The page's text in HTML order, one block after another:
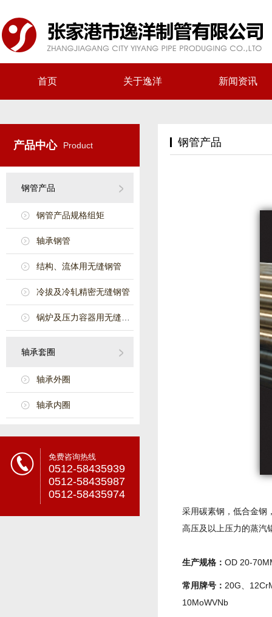
首页 关于逸洋 新闻资讯
产品中心 Product
钢管产品
钢管产品规格组矩
轴承钢管
结构、流体用无缝钢管
冷拔及冷轧精密无缝钢管
轴承套圈
轴承外圈
轴承内圈
免费咨询热线
0512-58435939
0512-58435987
0512-58435974
钢管产品
采用碳素钢，低合金钢
高压及以上压力的蒸汽
生产规格： OD 20-
常用牌号： 20G、
10MoWVNb